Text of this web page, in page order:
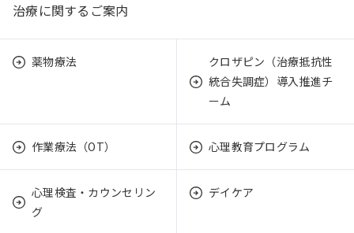
治療に関するご案内
薬物療法
クロザピン（治療抵抗性
統合失調症）導入推進チ
ーム
作業療法（OT） 心理教育プログラム
心理検査・カウンセリン
グ
デイケア